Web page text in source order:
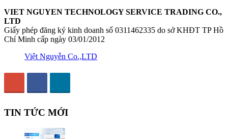
VIET NGUYEN TECHNOLOGY SERVICE TRADING CO.,
LTD
Giấy phép đăng ký kinh doanh số 0311462335 do sở KHĐT TP Hồ
Chí Minh cấp ngày 03/01/2012
Việt Nguyễn Co.,LTD
TIN TỨC MỚI